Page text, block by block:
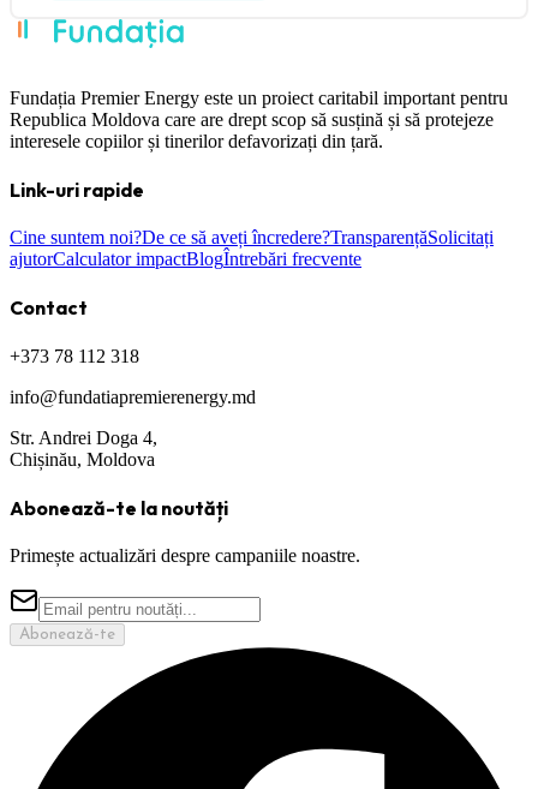
Fundația Premier Energy este un proiect caritabil important pentru
Republica Moldova care are drept scop să susțină și să protejeze
interesele copiilor și tinerilor defavorizați din țară.
Link-uri rapide
Cine suntem noi?De ce să aveți încredere?TransparențăSolicitați
ajutorCalculator impactBlogÎntrebări frecvente
Contact
+373 78 112 318
info@fundatiapremierenergy.md
Str. Andrei Doga 4,
Chișinău, Moldova
Abonează-te la noutăți
Primește actualizări despre campaniile noastre.
Abonează-te